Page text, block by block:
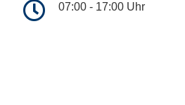
07:00 - 17:00 Uhr